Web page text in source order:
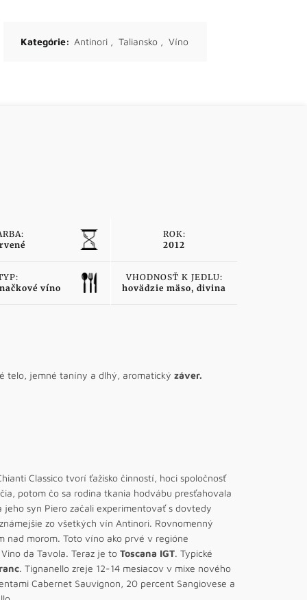
Kategórie: Antinori , Taliansko , Víno
ROK:
2012
víno
VHODNOSŤ K JEDLU:
hovädzie mäso, divina
telo, jemné taníny a dlhý, aromatický záver.
Classico tvorí ťažisko činností, hoci spoločnosť
potom čo sa rodina tkania hodvábu presťahovala
jeho syn Piero začali experimentovať s dovtedy
zo všetkých vín Antinori. Rovnomenný
nad morom. Toto víno ako prvé v regióne
da Tavola. Teraz je to Toscana IGT. Typické
. Tignanello zreje 12-14 mesiacov v mixe nového
Cabernet Sauvignon, 20 percent Sangiovese a